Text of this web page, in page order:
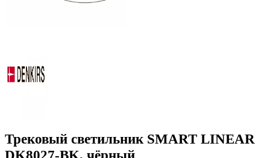
Трековый светильник SMART LINEAR